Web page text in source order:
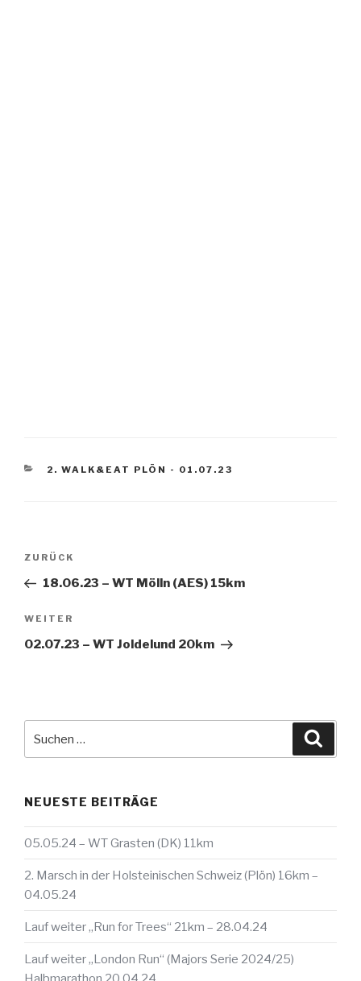
KATEGORIEN
2. WALK&EAT PLÖN - 01.07.23
Beitragsnavigation
Vorheriger
Beitrag
ZURÜCK
18.06.23 – WT Mölln (AES) 15km
Nächster
Beitrag
WEITER
02.07.23 – WT Joldelund 20km
NEUESTE BEITRÄGE
05.05.24 – WT Grasten (DK) 11km
2. Marsch in der Holsteinischen Schweiz (Plön) 16km –
04.05.24
Lauf weiter „Run for Trees“ 21km – 28.04.24
Lauf weiter „London Run“ (Majors Serie 2024/25)